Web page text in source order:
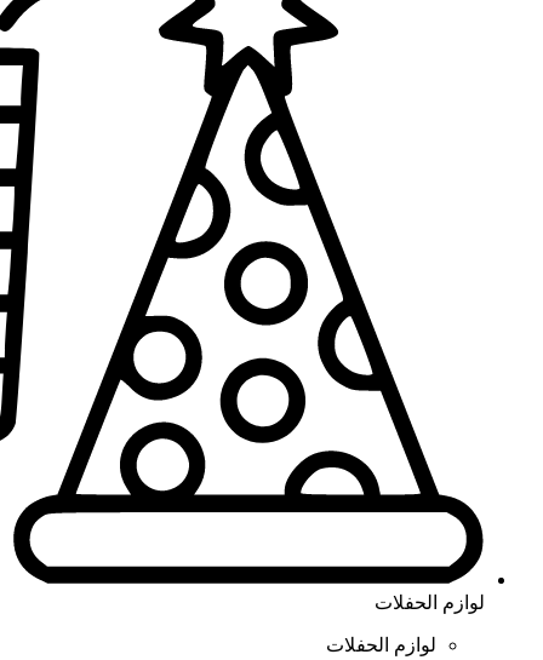
لوازم الحفلات
لوازم الحفلات